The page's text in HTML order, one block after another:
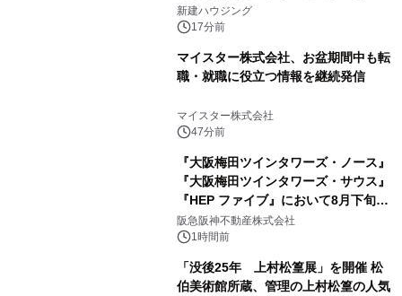
20日に開催
新建ハウジング
17分前
マイスター株式会社、お盆期間中も転
職・就職に役立つ情報を継続発信
マイスター株式会社
47分前
『大阪梅田ツインタワーズ・ノース』
『大阪梅田ツインタワーズ・サウス』
『HEP ファイブ』において8月下旬か
ら 「オフサイト型コーポレートPPA」
による 再生可能エネルギー電力の使用
阪急阪神不動産株式会社
1時間前
「没後25年 上村松篁展」を開催 松
伯美術館所蔵、管理の上村松篁の人気